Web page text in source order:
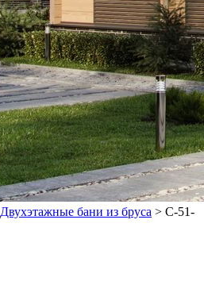
Двухэтажные бани из бруса > C-51-